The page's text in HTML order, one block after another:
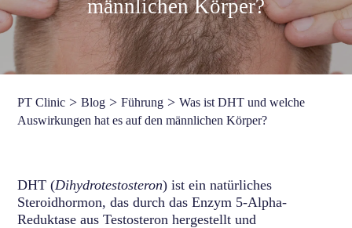
männlichen Körper?
PT Clinic >Blog >Führung >Was ist DHT und welche
Auswirkungen hat es auf den männlichen Körper?
DHT (Dihydrotestosteron) ist ein natürliches
Steroidhormon, das durch das Enzym 5-Alpha-
Reduktase aus Testosteron hergestellt und